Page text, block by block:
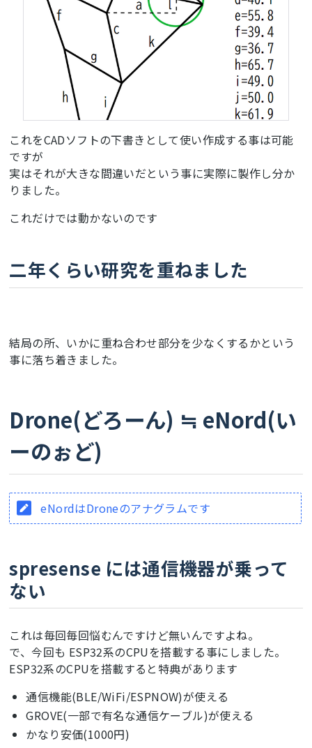
これをCADソフトの下書きとして使い作成する事は可能
ですが
実はそれが大きな間違いだという事に実際に製作し分か
りました。
これだけでは動かないのです
二年くらい研究を重ねました
結局の所、いかに重ね合わせ部分を少なくするかという
事に落ち着きました。
Drone(どろーん) ≒ eNord(い
ーのぉど)
eNordはDroneのアナグラムです
spresense には通信機器が乗って
ない
これは毎回毎回悩むんですけど無いんですよね。
で、今回も ESP32系のCPUを搭載する事にしました。
ESP32系のCPUを搭載すると特典があります
通信機能(BLE/WiFi/ESPNOW)が使える
GROVE(一部で有名な通信ケーブル)が使える
かなり安価(1000円)